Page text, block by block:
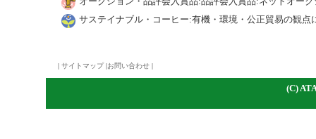
サステイナブル・コーヒー:有機・環境・公正貿易の観
| サイトマップ|お問い合わせ |
(C) A